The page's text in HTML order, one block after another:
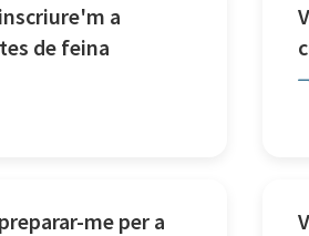
a
de feina
me per a